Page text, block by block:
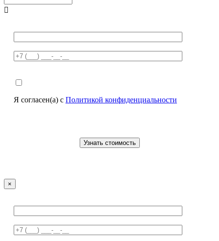

Я согласен(а) с Политикой конфиденциальности
×